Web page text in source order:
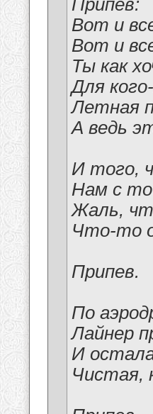
Припев:
Вот и
Вот и
Ты как
Для
Летная
А ведь
И того,
Нам с
Жаль,
Что-то
Припев.
По
Лайнер
И
Чистая,